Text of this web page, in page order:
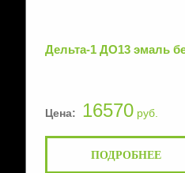
Дельта-1 ДО13 эмаль
Цена: 16570руб.
ПОДРОБНЕЕ